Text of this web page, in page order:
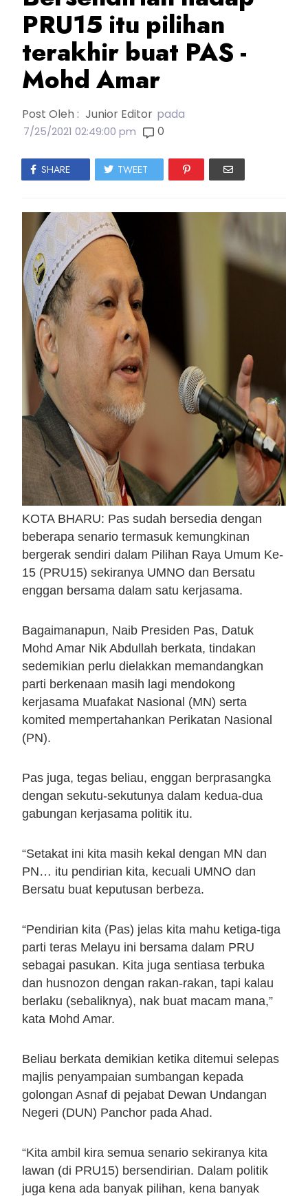
PRU15 itu pilihan
terakhir buat PAS -
Mohd Amar
Post Oleh : Junior Editor pada
7/25/2021 02:49:00 pm 0
SHARE TWEET
KOTA BHARU: Pas sudah bersedia dengan
beberapa senario termasuk kemungkinan
bergerak sendiri dalam Pilihan Raya Umum Ke-
15 (PRU15) sekiranya UMNO dan Bersatu
enggan bersama dalam satu kerjasama.
Bagaimanapun, Naib Presiden Pas, Datuk
Mohd Amar Nik Abdullah berkata, tindakan
sedemikian perlu dielakkan memandangkan
parti berkenaan masih lagi mendokong
kerjasama Muafakat Nasional (MN) serta
komited mempertahankan Perikatan Nasional
(PN).
Pas juga, tegas beliau, enggan berprasangka
dengan sekutu-sekutunya dalam kedua-dua
gabungan kerjasama politik itu.
“Setakat ini kita masih kekal dengan MN dan
PN… itu pendirian kita, kecuali UMNO dan
Bersatu buat keputusan berbeza.
“Pendirian kita (Pas) jelas kita mahu ketiga-tiga
parti teras Melayu ini bersama dalam PRU
sebagai pasukan. Kita juga sentiasa terbuka
dan husnozon dengan rakan-rakan, tapi kalau
berlaku (sebaliknya), nak buat macam mana,”
kata Mohd Amar.
Beliau berkata demikian ketika ditemui selepas
majlis penyampaian sumbangan kepada
golongan Asnaf di pejabat Dewan Undangan
Negeri (DUN) Panchor pada Ahad.
“Kita ambil kira semua senario sekiranya kita
lawan (di PRU15) bersendirian. Dalam politik
juga kena ada banyak pilihan, kena banyak